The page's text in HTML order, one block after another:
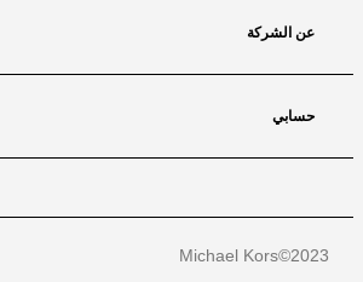
عن الشركة
حسابي
Michael Kors